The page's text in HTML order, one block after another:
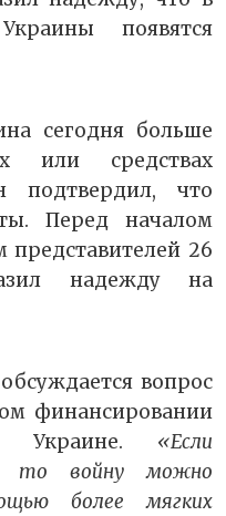
появятся
сегодня больше
средствах
подтвердил, что
Перед началом
26
надежду на
вопрос
финансировании
Украине. «Если
то войну можно
более мягких